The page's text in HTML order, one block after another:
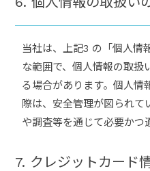
当社は、上記3 の「個人情
な範囲で、個人情報の取扱
る場合があります。個人情
際は、安全管理が図られて
や調査等を通じて必要かつ
7. クレジットカード